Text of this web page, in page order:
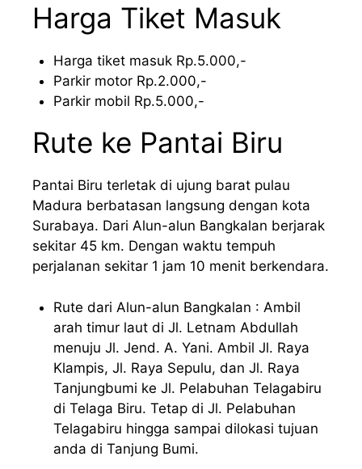
Harga Tiket Masuk
Harga tiket masuk Rp.5.000,-
Parkir motor Rp.2.000,-
Parkir mobil Rp.5.000,-
Rute ke Pantai Biru
Pantai Biru terletak di ujung barat pulau
Madura berbatasan langsung dengan kota
Surabaya. Dari Alun-alun Bangkalan berjarak
sekitar 45 km. Dengan waktu tempuh
perjalanan sekitar 1 jam 10 menit berkendara.
Rute dari Alun-alun Bangkalan : Ambil
arah timur laut di Jl. Letnam Abdullah
menuju Jl. Jend. A. Yani. Ambil Jl. Raya
Klampis, Jl. Raya Sepulu, dan Jl. Raya
Tanjungbumi ke Jl. Pelabuhan Telagabiru
di Telaga Biru. Tetap di Jl. Pelabuhan
Telagabiru hingga sampai dilokasi tujuan
anda di Tanjung Bumi.